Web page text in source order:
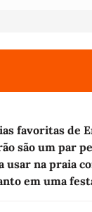
favoritas de
são um par
usar na praia
em uma